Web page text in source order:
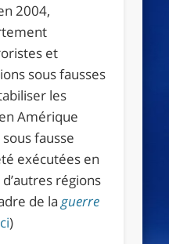
2004,
et
sous fausses
les
Amérique
fausse
exécutées en
régions
de laguerre
)